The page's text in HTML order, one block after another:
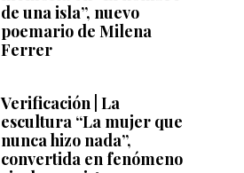
de una isla”, nuevo
poemario de Milena
Ferrer
Verificación | La
escultura “La mujer que
nunca hizo nada”,
convertida en fenómeno